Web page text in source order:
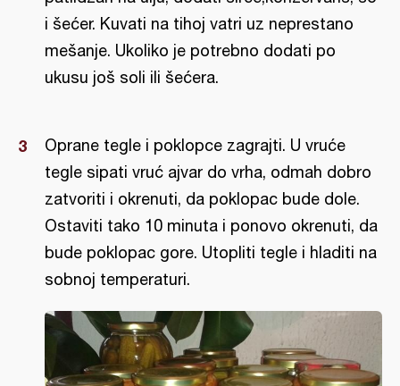
i šećer. Kuvati na tihoj vatri uz neprestano
mešanje. Ukoliko je potrebno dodati po
ukusu još soli ili šećera.
Oprane tegle i poklopce zagrajti. U vruće
tegle sipati vruć ajvar do vrha, odmah dobro
zatvoriti i okrenuti, da poklopac bude dole.
Ostaviti tako 10 minuta i ponovo okrenuti, da
bude poklopac gore. Utopliti tegle i hladiti na
sobnoj temperaturi.